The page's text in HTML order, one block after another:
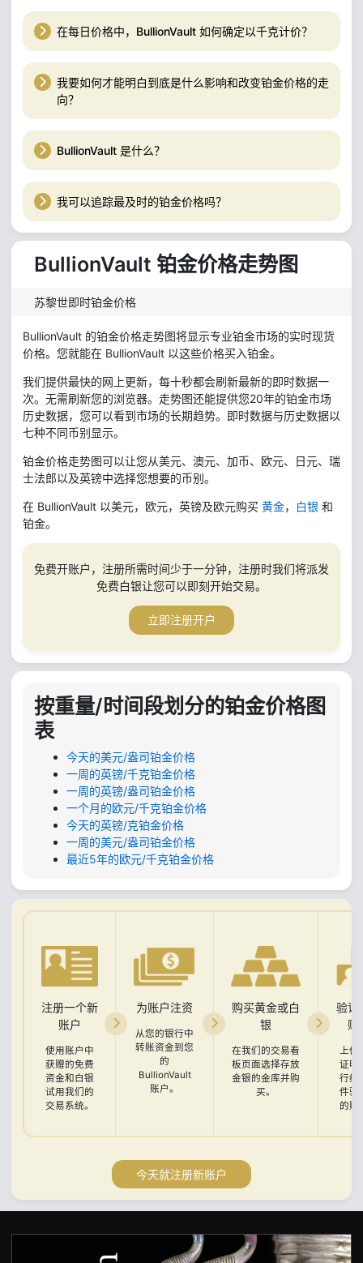
在每日价格中，BullionVault 如何确定以千克计价？
我要如何才能明白到底是什么影响和改变铂金价格的走
向？
BullionVault 是什么？
我可以追踪最及时的铂金价格吗？
BullionVault 铂金价格走势图
苏黎世即时铂金价格
BullionVault 的铂金价格走势图将显示专业铂金市场的实时现货
价格。您就能在 BullionVault 以这些价格买入铂金。
我们提供最快的网上更新，每十秒都会刷新最新的即时数据一
次。无需刷新您的浏览器。走势图还能提供您20年的铂金市场
历史数据，您可以看到市场的长期趋势。即时数据与历史数据以
七种不同币别显示。
铂金价格走势图可以让您从美元、澳元、加币、欧元、日元、瑞
士法郎以及英镑中选择您想要的币别。
在 BullionVault 以美元，欧元，英镑及欧元购买 黄金， 白银 和
铂金。
免费开账户，注册所需时间少于一分钟，注册时我们将派发
免费白银让您可以即刻开始交易。
立即注册开户
按重量/时间段划分的铂金价格图
表
今天的美元/盎司铂金价格
一周的英镑/千克铂金价格
一周的英镑/盎司铂金价格
一个月的欧元/千克铂金价格
今天的英镑/克铂金价格
一周的美元/盎司铂金价格
最近5年的欧元/千克铂金价格
注册一个新
账户
使用账户中
获赠的免费
资金和白银
试用我们的
交易系统。
为账户注资
从您的银行中
转账资金到您
的
BullionVault
账户。
购买黄金或白
银
在我们的交易看
板页面选择存放
金银的金库并购
买。
验证
账
上传
证明
行结
件验
的账
今天就注册新账户